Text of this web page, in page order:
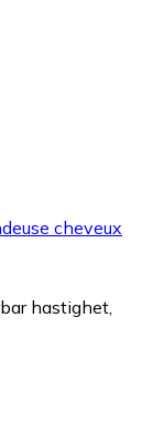
cheveux
hastighet,